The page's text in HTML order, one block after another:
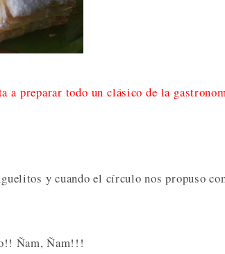
a preparar todo un clásico de la
y cuando el círculo nos propuso
Ñam, Ñam!!!